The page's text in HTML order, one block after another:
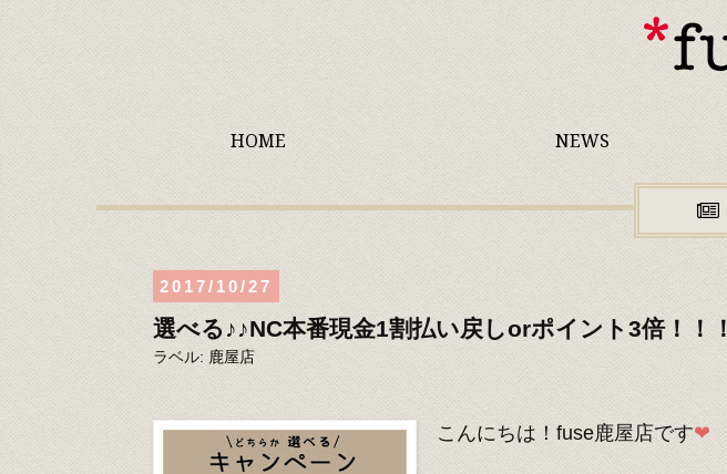
HOME NEWS
2017/10/27
選べる♪♪NC本番現金1割払い戻しorポイント3倍！！！
ラベル: 鹿屋店
こんにちは！fuse鹿屋店です❤